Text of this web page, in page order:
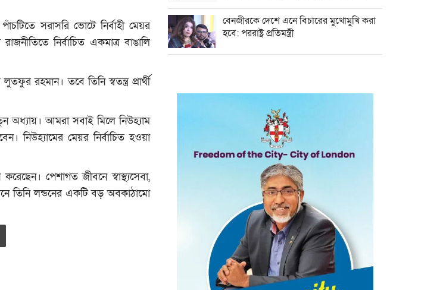
সরাসরি ভোটে নির্বাহী মেয়র
নির্বাচিত একমাত্র বাঙালি
রহমান। তবে তিনি স্বতন্ত্র প্রার্থী
অধ্যায়। আমরা সবাই মিলে নিউহ্যাম
নিউহ্যামের মেয়র নির্বাচিত হওয়া
পেশাগত জীবনে স্বাস্থ্যসেবা,
তিনি লন্ডনের একটি বড় অবকাঠামো
বেনজীরকে দেশে এনে বিচারের মুখোমুখি করা
হবে: পররাষ্ট্র প্রতিমন্ত্রী